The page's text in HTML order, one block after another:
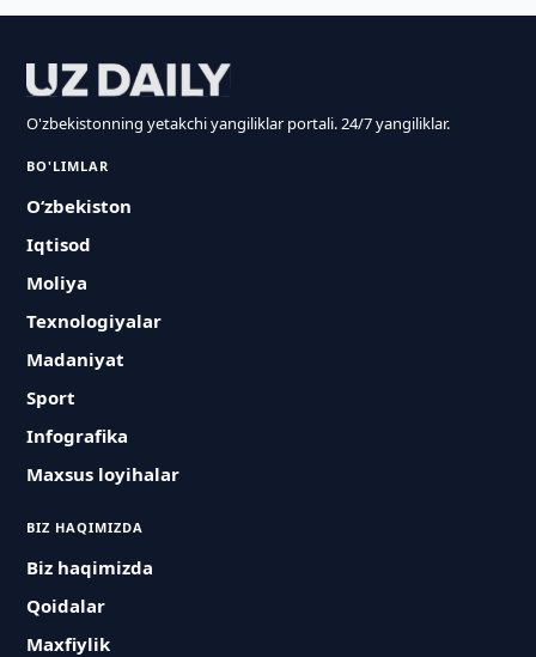
O'zbekistonning yetakchi yangiliklar portali. 24/7 yangiliklar.
BO'LIMLAR
O‘zbekiston
Iqtisod
Moliya
Texnologiyalar
Madaniyat
Sport
Infografika
Maxsus loyihalar
BIZ HAQIMIZDA
Biz haqimizda
Qoidalar
Maxfiylik